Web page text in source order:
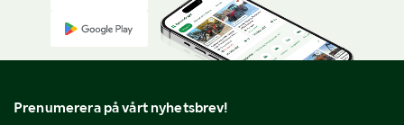
Prenumerera på vårt nyhetsbrev!